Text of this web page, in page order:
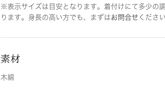
※表示サイズは目安となります。着付けにて多少の
ります。身長の高い方でも、まずはお問合せ ください
素材
木綿